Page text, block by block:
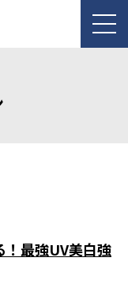
最強UV美白強